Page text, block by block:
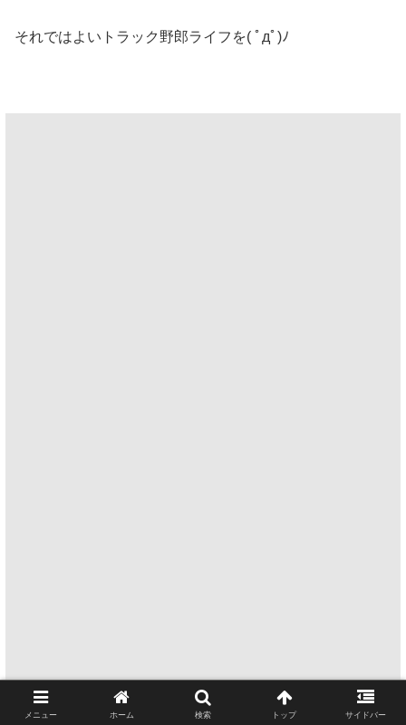
それではよいトラック野郎ライフを( ﾟдﾟ)ﾉ
メニュー ホーム 検索 トップ サイドバー